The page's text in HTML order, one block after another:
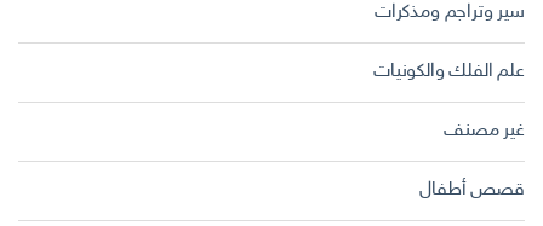
سير وتراجم ومذكرات
علم الفلك والكونيات
غير مصنف
قصص أطفال